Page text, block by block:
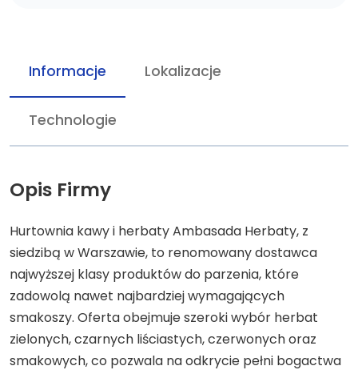
Informacje Lokalizacje
Technologie
Opis Firmy
Hurtownia kawy i herbaty Ambasada Herbaty, z
siedzibą w Warszawie, to renomowany dostawca
najwyższej klasy produktów do parzenia, które
zadowolą nawet najbardziej wymagających
smakoszy. Oferta obejmuje szeroki wybór herbat
zielonych, czarnych liściastych, czerwonych oraz
smakowych, co pozwala na odkrycie pełni bogactwa